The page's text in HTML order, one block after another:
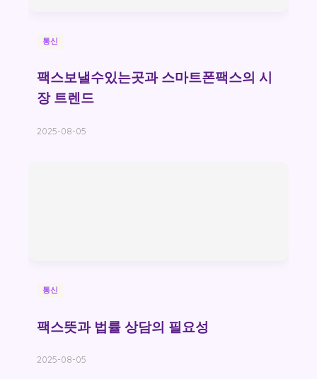
통신
팩스보낼수있는곳과 스마트폰팩스의 시
장 트렌드
2025-08-05
통신
팩스뜻과 법률 상담의 필요성
2025-08-05